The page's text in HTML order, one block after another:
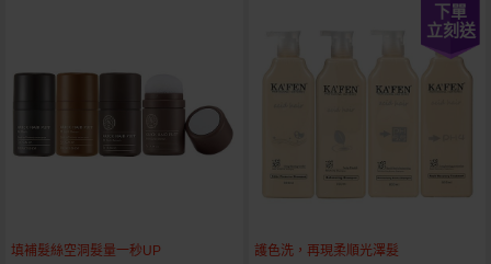
填補髮絲空洞髮量一秒UP
下單
立刻送
護色洗，再現柔順光澤髮